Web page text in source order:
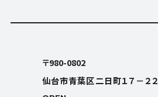
〒980-0802
仙台市青葉区二日町１７－２２